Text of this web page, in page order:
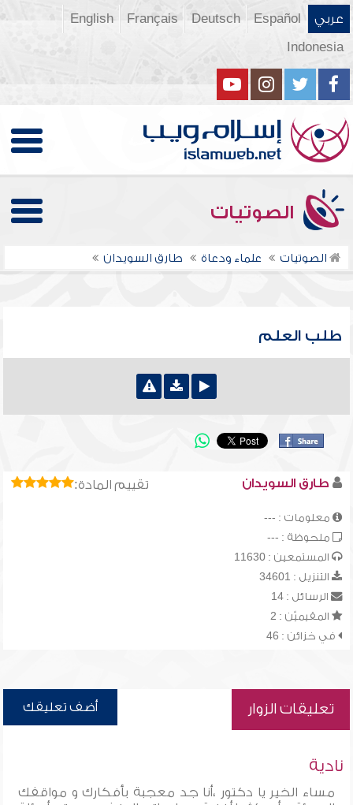
عربي Español
Deutsch
Français
English
Indonesia
الصوتيات
الصوتيات علماء ودعاة طارق السويدان
طلب العلم
تقييم المادة: طارق السويدان
معلومات : ---
ملحوظة : ---
المستمعين : 11630
التنزيل : 34601
الرسائل : 14
المقيميّن : 2
في خزائن : 46
تعليقات الزوار أضف تعليقك
نادية
مساء الخير يا دكتور ،أنا جد معجبة بأفكارك و مواقفك